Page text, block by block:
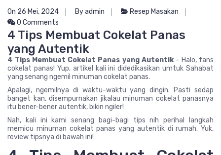
On 26 Mei, 2024 By admin
Resep Masakan
0 Comments
4 Tips Membuat Cokelat Panas
yang Autentik
4 Tips Membuat Cokelat Panas yang Autentik– Halo, fans
cokelat panas! Yup, artikel kali ini didedikasikan umtuk Sahabat
yang senang ngemil minuman cokelat panas.
Apalagi, ngemilnya di waktu-waktu yang dingin. Pasti sedap
banget kan, disempurnakan jikalau minuman cokelat panasnya
itu bener-bener autentik, bikin ngiler!
Nah, kali ini kami senang bagi-bagi tips nih perihal langkah
memicu minuman cokelat panas yang autentik di rumah. Yuk,
review tipsnya di bawah ini!